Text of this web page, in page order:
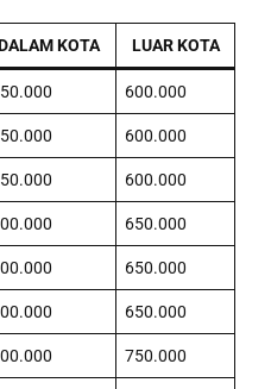
KOTA LUAR KOTA
600.000
600.000
600.000
650.000
650.000
650.000
750.000